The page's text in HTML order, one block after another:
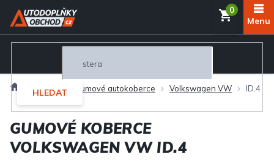
Přejít
obsah
HLEDAT
Interiér Gumové autokoberce Volkswagen VW ID.4
GUMOVÉ KOBERCE
VOLKSWAGEN VW ID.4